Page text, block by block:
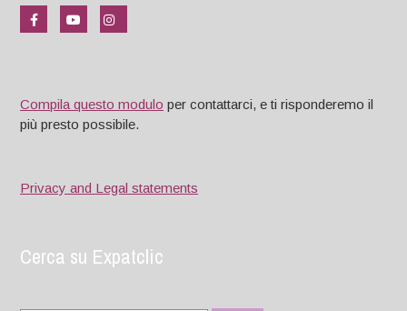
Compila questo modulo per contattarci, e ti risponderemo il
più presto possibile.
Privacy and Legal statements
Cerca su Expatclic